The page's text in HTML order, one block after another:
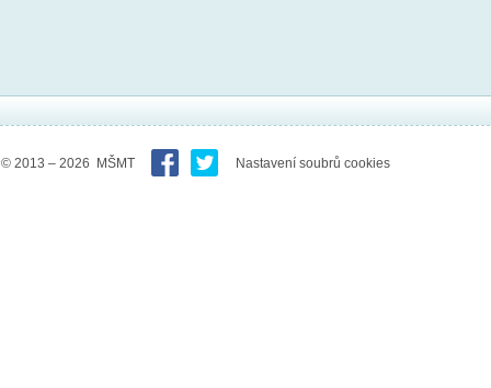
© 2013 – 2026 MŠMT Nastavení soubrů cookies